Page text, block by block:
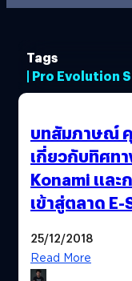
Tags
| Pro Evolution
บทสัมภาษณ์
เกี่ยวกับทิศท
Konami และ
เข้าสู่ตลาด
25/12/2018
Read More